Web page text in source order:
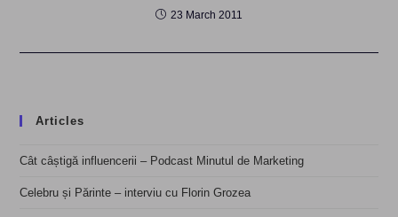
23 March 2011
Articles
Cât câștigă influencerii – Podcast Minutul de Marketing
Celebru și Părinte – interviu cu Florin Grozea